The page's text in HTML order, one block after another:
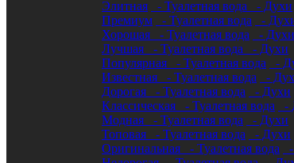
Элитная
- Туалетная вода
- Духи
Премиум
- Туалетная вода
-
Хорошая
- Туалетная вода
- Духи
Лучшая
- Туалетная вода
- Духи
Популярная
- Туалетная вода
-
Известная
- Туалетная вода
-
Дорогая
- Туалетная вода
- Духи
Классическая
- Туалетная вода
-
Модная
- Туалетная вода
- Духи
Топовая
- Туалетная вода
- Духи
Оригинальная
- Туалетная вода